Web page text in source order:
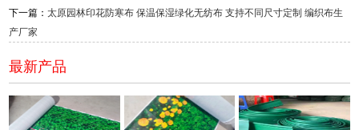
下一篇：太原园林印花防寒布 保温保湿绿化无纺布 支持不同尺寸定制 编织布生
产厂家
最新产品